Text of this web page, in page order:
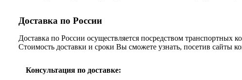
Доставка по России
Доставка по России осуществляется посредством
Стоимость доставки и сроки Вы сможете узнать, посетив сайты
Консультация по доставке: